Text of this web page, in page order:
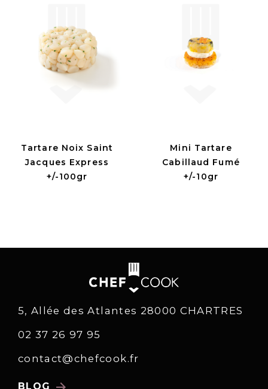
Tartare Noix Saint
Jacques Express
+/-100gr
Mini Tartare
Cabillaud Fumé
+/-10gr
5, Allée des Atlantes 28000 CHARTRES
02 37 26 97 95
contact@chefcook.fr
BLOG